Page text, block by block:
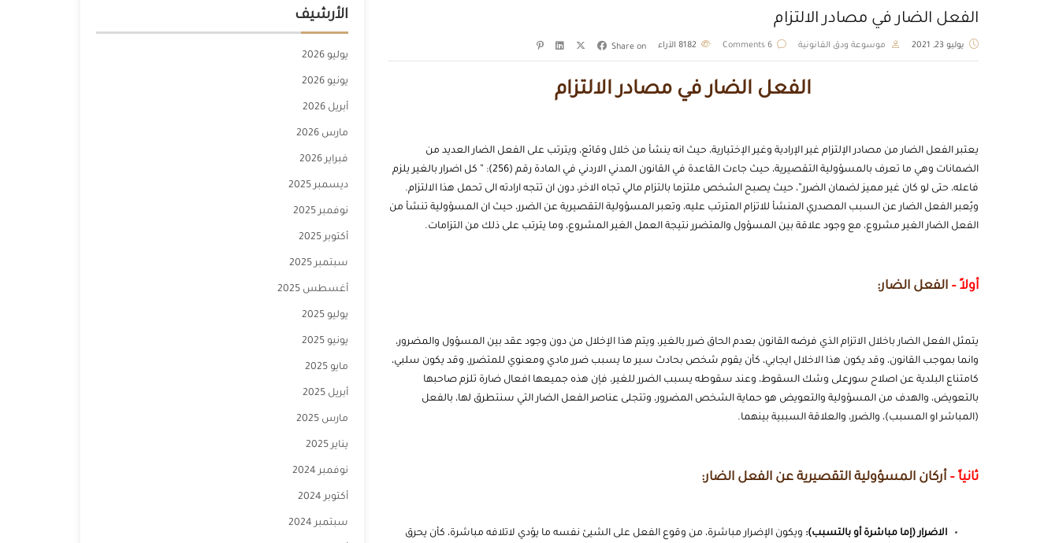
الفعل الضار في مصادر الالتزام
يوليو 23, 2021 موسوعة ودق القانونية 6 Comments الآراء Share on
الفعل الضار في مصادر الالتزام
يعتبر الفعل الضار من مصادر الإلتزام غير الإرادية وغير الإختيارية، حيث انه ينشأ من خلال وقائع، ويترتب على الفعل الضار العديد من
الضمانات وهي ما تعرف بالمسؤولية التقصيرية، حيث جاءت القاعدة في القانون المدني الاردني في المادة رقم (256): ” كل اضرار بالغير يلزم
فاعله، حتى لو كان غير مميز لضمان الضرر”، حيث يصبح الشخص ملتزما بالتزام مالي تجاه الاخر، دون ان تتجه ارادته الى تحمل هذا الالتزام.
ويُعبر الفعل الضار عن السبب المصدري المنشأ للاتزام المترتب عليه، وتعبر المسؤولية التقصيرية عن الضرر، حيث ان المسؤولية تنشأ من
الفعل الضار الغير مشروع، مع وجود علاقة بين المسؤول والمتضرر نتيجة العمل الغير المشروع، وما يترتب على ذلك من التزامات.
أولاً – الفعل الضار:
يتمثل الفعل الضار باخلال الاتزام الذي فرضه القانون بعدم الحاق ضرر بالغير، ويتم هذا الإخلال من دون وجود عقد بين المسؤول والمضرور،
وانما بموجب القانون، وقد يكون هذا الاخلال ايجابي، كأن يقوم شخص بحادث سير ما يسبب ضرر مادي ومعنوي للمتضرر، وقد يكون سلبي،
كامتناع البلدية عن اصلاح سورٍعلى وشك السقوط، وعند سقوطه يسبب الضرر للغير، فإن هذه جميعها افعال ضارة تلزم صاحبها
بالتعويض، والهدف من المسؤولية والتعويض هو حماية الشخص المضرور، وتتجلى عناصر الفعل الضار التي سنتطرق لها، بالفعل
(المباشر او المسبب)، والضرر، والعلاقة السببية بينهما.
ثانياً – أركان المسؤولية التقصيرية عن الفعل الضار:
الاضرار (إما مباشرة أو بالتسبب): ويكون الإضرار مباشرة، من وقوع الفعل على الشيئ نفسه ما يؤدي لاتلافه مباشرة، كأن يحرق
الأرشيف
يوليو 2026
يونيو 2026
أبريل 2026
مارس 2026
فبراير 2026
ديسمبر 2025
نوفمبر 2025
أكتوبر 2025
سبتمبر 2025
أغسطس 2025
يوليو 2025
يونيو 2025
مايو 2025
أبريل 2025
مارس 2025
يناير 2025
نوفمبر 2024
أكتوبر 2024
سبتمبر 2024